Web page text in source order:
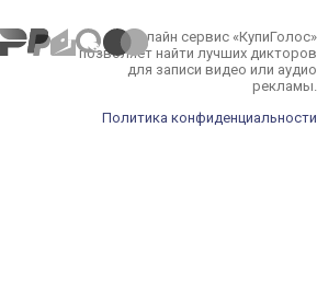
Онлайн сервис «КупиГолос»
позволяет найти лучших дикторов
для записи видео или аудио
рекламы.
Политика конфиденциальности